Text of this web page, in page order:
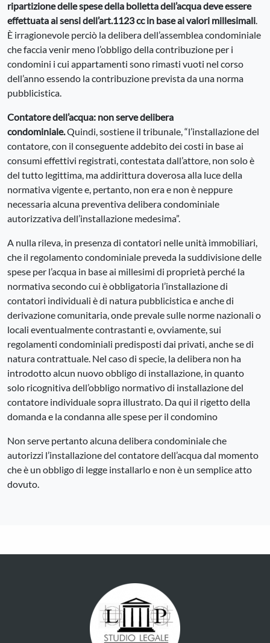
ripartizione delle spese della bolletta dell’acqua deve essere
effettuata ai sensi dell’art.1123 cc in base ai valori millesimali.
È irragionevole perciò la delibera dell’assemblea condominiale
che faccia venir meno l’obbligo della contribuzione per i
condomini i cui appartamenti sono rimasti vuoti nel corso
dell’anno essendo la contribuzione prevista da una norma
pubblicistica.
Contatore dell’acqua: non serve delibera
condominiale.Quindi, sostiene il tribunale, “l’installazione del
contatore, con il conseguente addebito dei costi in base ai
consumi effettivi registrati, contestata dall’attore, non solo è
del tutto legittima, ma addirittura doverosa alla luce della
normativa vigente e, pertanto, non era e non è neppure
necessaria alcuna preventiva delibera condominiale
autorizzativa dell’installazione medesima”.
A nulla rileva, in presenza di contatori nelle unità immobiliari,
che il regolamento condominiale preveda la suddivisione delle
spese per l’acqua in base ai millesimi di proprietà perché la
normativa secondo cui è obbligatoria l’installazione di
contatori individuali è di natura pubblicistica e anche di
derivazione comunitaria, onde prevale sulle norme nazionali o
locali eventualmente contrastanti e, ovviamente, sui
regolamenti condominiali predisposti dai privati, anche se di
natura contrattuale. Nel caso di specie, la delibera non ha
introdotto alcun nuovo obbligo di installazione, in quanto
solo ricognitiva dell’obbligo normativo di installazione del
contatore individuale sopra illustrato. Da qui il rigetto della
domanda e la condanna alle spese per il condomino
Non serve pertanto alcuna delibera condominiale che
autorizzi l’installazione del contatore dell’acqua dal momento
che è un obbligo di legge installarlo e non è un semplice atto
dovuto.